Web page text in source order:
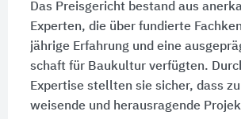
Das Preisgericht bestand aus
Experten, die über fundierte
jährige Erfahrung und eine
schaft für Baukultur verfügten.
Expertise stellten sie sicher, dass
weisende und heraus­ragende